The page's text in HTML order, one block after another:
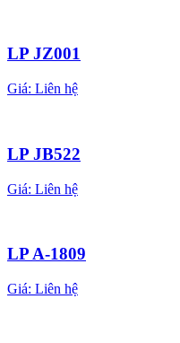
LP JZ001
Giá: Liên hệ
LP JB522
Giá: Liên hệ
LP A-1809
Giá: Liên hệ